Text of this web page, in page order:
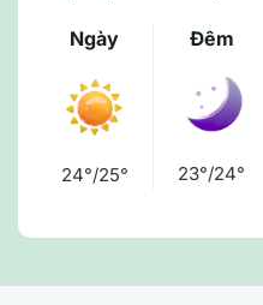
Ngày
24°/25°
Đêm
23°/24°